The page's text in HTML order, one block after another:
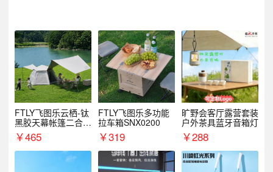
FTLY飞图乐云栖-钛
黑胶天幕帐篷二合一
TMTZ0201
￥465
FTLY飞图乐多功能
拉车箱SNX0200
￥319
旷野会客厅露营套装
户外茶具蓝牙音箱灯
￥288